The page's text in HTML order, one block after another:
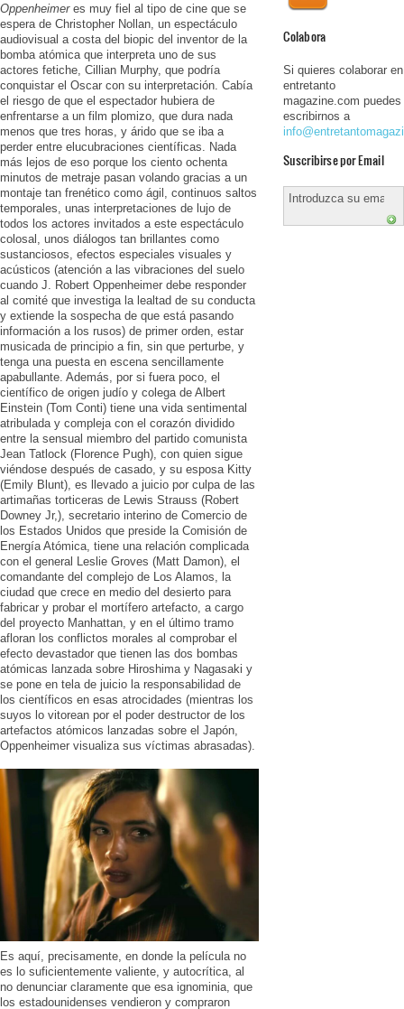
Oppenheimeres muy fiel al tipo de cine que se
espera de Christopher Nollan, un espectáculo
audiovisual a costa del biopic del inventor de la
bomba atómica que interpreta uno de sus
actores fetiche, Cillian Murphy, que podría
conquistar el Oscar con su interpretación. Cabía
el riesgo de que el espectador hubiera de
enfrentarse a un film plomizo, que dura nada
menos que tres horas, y árido que se iba a
perder entre elucubraciones científicas. Nada
más lejos de eso porque los ciento ochenta
minutos de metraje pasan volando gracias a un
montaje tan frenético como ágil, continuos saltos
temporales, unas interpretaciones de lujo de
todos los actores invitados a este espectáculo
colosal, unos diálogos tan brillantes como
sustanciosos, efectos especiales visuales y
acústicos (atención a las vibraciones del suelo
cuando J. Robert Oppenheimer debe responder
al comité que investiga la lealtad de su conducta
y extiende la sospecha de que está pasando
información a los rusos) de primer orden, estar
musicada de principio a fin, sin que perturbe, y
tenga una puesta en escena sencillamente
apabullante. Además, por si fuera poco, el
científico de origen judío y colega de Albert
Einstein (Tom Conti) tiene una vida sentimental
atribulada y compleja con el corazón dividido
entre la sensual miembro del partido comunista
Jean Tatlock (Florence Pugh), con quien sigue
viéndose después de casado, y su esposa Kitty
(Emily Blunt), es llevado a juicio por culpa de las
artimañas torticeras de Lewis Strauss (Robert
Downey Jr,), secretario interino de Comercio de
los Estados Unidos que preside la Comisión de
Energía Atómica, tiene una relación complicada
con el general Leslie Groves (Matt Damon), el
comandante del complejo de Los Alamos, la
ciudad que crece en medio del desierto para
fabricar y probar el mortífero artefacto, a cargo
del proyecto Manhattan, y en el último tramo
afloran los conflictos morales al comprobar el
efecto devastador que tienen las dos bombas
atómicas lanzada sobre Hiroshima y Nagasaki y
se pone en tela de juicio la responsabilidad de
los científicos en esas atrocidades (mientras los
suyos lo vitorean por el poder destructor de los
artefactos atómicos lanzadas sobre el Japón,
Oppenheimer visualiza sus víctimas abrasadas).
Es aquí, precisamente, en donde la película no
es lo suficientemente valiente, y autocrítica, al
no denunciar claramente que esa ignominia, que
los estadounidenses vendieron y compraron
Colabora
Si quieres colaborar en
entretanto
magazine.com puedes
escribirnos a
Suscribirse por Email